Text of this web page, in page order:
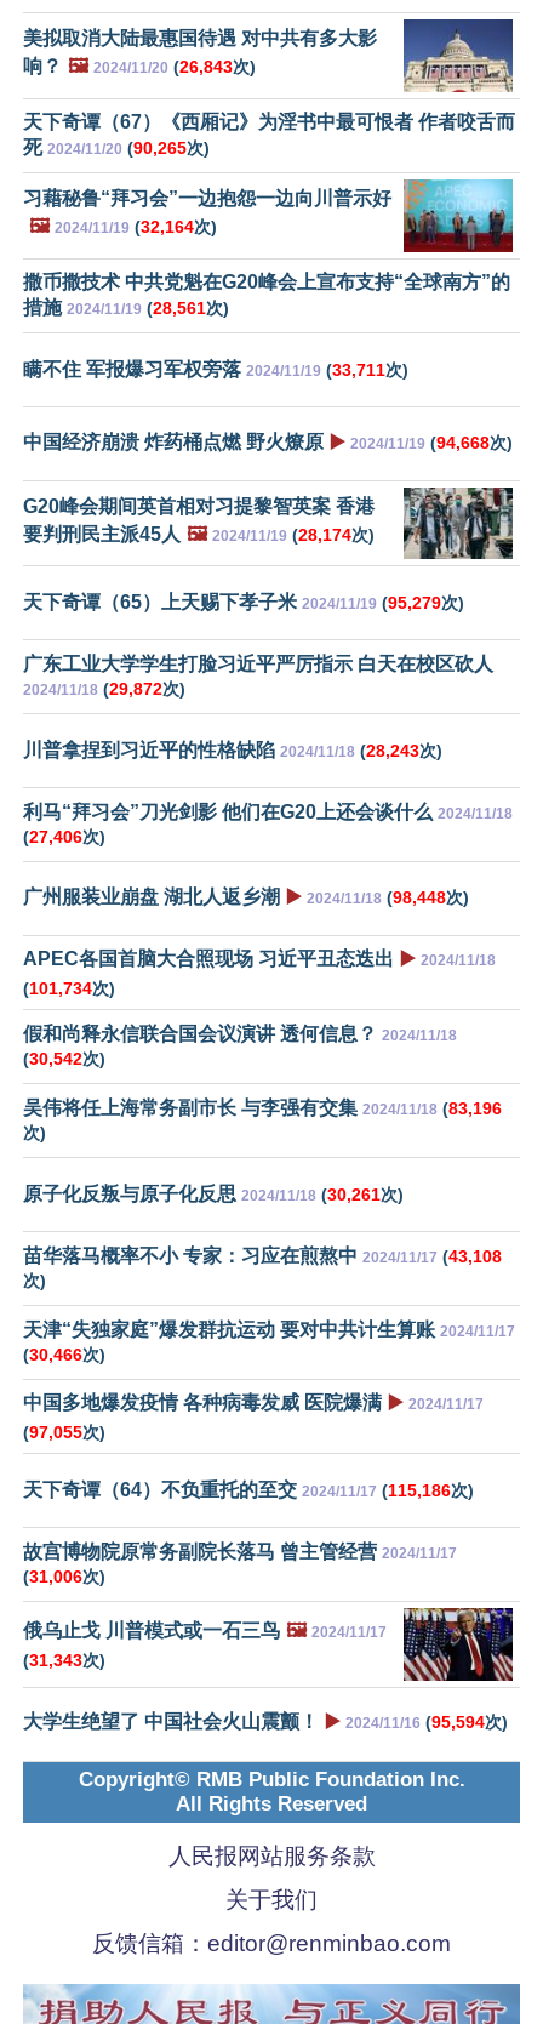
美拟取消大陆最惠国待遇 对中共有多大影
响？ 🖼️ 2024/11/20 (26,843次)
天下奇谭（67）《西厢记》为淫书中最可恨者 作者咬舌而
死 2024/11/20 (90,265次)
习藉秘鲁“拜习会”一边抱怨一边向川普示好
🖼️ 2024/11/19 (32,164次)
撒币撒技术 中共党魁在G20峰会上宣布支持“全球南方”的
措施 2024/11/19 (28,561次)
瞒不住 军报爆习军权旁落 2024/11/19 (33,711次)
中国经济崩溃 炸药桶点燃 野火燎原 ▶️ 2024/11/19 (94,668次)
G20峰会期间英首相对习提黎智英案 香港
要判刑民主派45人 🖼️ 2024/11/19 (28,174次)
天下奇谭（65）上天赐下孝子米 2024/11/19 (95,279次)
广东工业大学学生打脸习近平严厉指示 白天在校区砍人
2024/11/18 (29,872次)
川普拿捏到习近平的性格缺陷 2024/11/18 (28,243次)
利马“拜习会”刀光剑影 他们在G20上还会谈什么 2024/11/18
(27,406次)
广州服装业崩盘 湖北人返乡潮 ▶️ 2024/11/18 (98,448次)
APEC各国首脑大合照现场 习近平丑态迭出 ▶️ 2024/11/18
(101,734次)
假和尚释永信联合国会议演讲 透何信息？ 2024/11/18
(30,542次)
吴伟将任上海常务副市长 与李强有交集 2024/11/18 (83,196
次)
原子化反叛与原子化反思 2024/11/18 (30,261次)
苗华落马概率不小 专家：习应在煎熬中 2024/11/17 (43,108
次)
天津“失独家庭”爆发群抗运动 要对中共计生算账 2024/11/17
(30,466次)
中国多地爆发疫情 各种病毒发威 医院爆满 ▶️ 2024/11/17
(97,055次)
天下奇谭（64）不负重托的至交 2024/11/17 (115,186次)
故宫博物院原常务副院长落马 曾主管经营 2024/11/17
(31,006次)
俄乌止戈 川普模式或一石三鸟 🖼️ 2024/11/17
(31,343次)
大学生绝望了 中国社会火山震颤！ ▶️ 2024/11/16 (95,594次)
Copyright© RMB Public Foundation Inc.
All Rights Reserved
人民报网站服务条款
关于我们
反馈信箱： editor@renminbao.com